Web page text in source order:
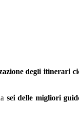
degli itinerari
sei delle migliori